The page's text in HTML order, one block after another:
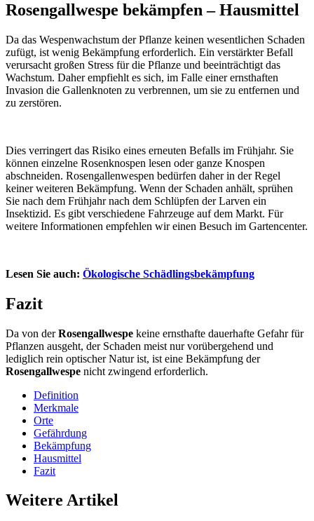
Rosengallwespe bekämpfen – Hausmittel
Da das Wespenwachstum der Pflanze keinen wesentlichen Schaden
zufügt, ist wenig Bekämpfung erforderlich. Ein verstärkter Befall
verursacht großen Stress für die Pflanze und beeinträchtigt das
Wachstum. Daher empfiehlt es sich, im Falle einer ernsthaften
Invasion die Gallenknoten zu verbrennen, um sie zu entfernen und
zu zerstören.
Dies verringert das Risiko eines erneuten Befalls im Frühjahr. Sie
können einzelne Rosenknospen lesen oder ganze Knospen
abschneiden. Rosengallenwespen bedürfen daher in der Regel
keiner weiteren Bekämpfung. Wenn der Schaden anhält, sprühen
Sie nach dem Frühjahr nach dem Schlüpfen der Larven ein
Insektizid. Es gibt verschiedene Fahrzeuge auf dem Markt. Für
weitere Informationen empfehlen wir einen Besuch im Gartencenter.
Lesen Sie auch: Ökologische Schädlingsbekämpfung
Fazit
Da von derRosengallwespe keine ernsthafte dauerhafte Gefahr für
Pflanzen ausgeht, der Schaden meist nur vorübergehend und
lediglich rein optischer Natur ist, ist eine Bekämpfung der
Rosengallwespe nicht zwingend erforderlich.
Definition
Merkmale
Orte
Gefährdung
Bekämpfung
Hausmittel
Fazit
Weitere Artikel